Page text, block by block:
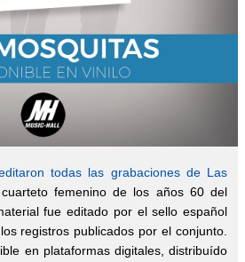
todas las grabaciones de Las
cuarteto femenino de los años 60 del
fue editado por el sello español
registros publicados por el conjunto.
en plataformas digitales, distribuído